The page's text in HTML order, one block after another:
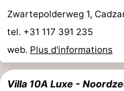
Zwartepolderweg 1,
tel. +31 117 391 235
web. Plus d'informations
Villa 10A Luxe -